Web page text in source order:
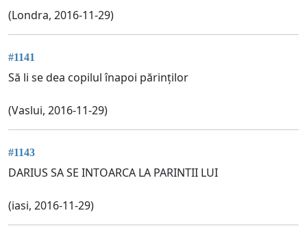
(Londra, 2016-11-29)
#1141
Să li se dea copilul înapoi părinților
(Vaslui, 2016-11-29)
#1143
DARIUS SA SE INTOARCA LA PARINTII LUI
(iasi, 2016-11-29)